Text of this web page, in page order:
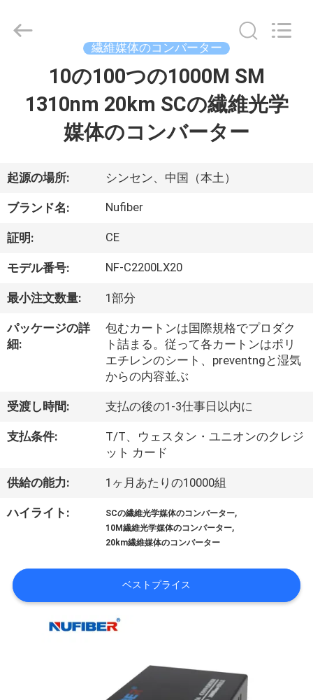
ダ
ク
ト
私
に
い
て
工
品
2026
Shenzhen
Reserved.
Developed
繊維媒体のコンバーター
10の100つの1000M SM
1310nm 20km SCの繊維光学
媒体のコンバーター
起源の場所: シンセン、中国（本土）
ブランド名: Nufiber
証明: CE
モデル番号: NF-C2200LX20
最小注文数量: 1部分
パッケージの詳
細:
包むカートンは国際規格でプロダク
ト詰まる。従って各カートンはポリ
エチレンのシート、preventngと湿気
からの内容並ぶ
受渡し時間: 支払の後の1-3仕事日以内に
支払条件:
T/T、ウェスタン・ユニオンのクレジ
ット カード
供給の能力: 1ヶ月あたりの10000組
ハイライト: SCの繊維光学媒体のコンバーター,
10M繊維光学媒体のコンバーター,
20km繊維媒体のコンバーター
ベストプライス